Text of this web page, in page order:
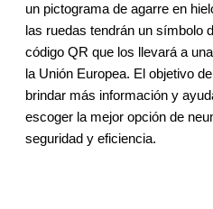
un pictograma de agarre en
las ruedas tendrán un símbolo
código QR que los llevará a
la Unión Europea. El objetivo
brindar más información y
escoger la mejor opción de
seguridad y eficiencia.